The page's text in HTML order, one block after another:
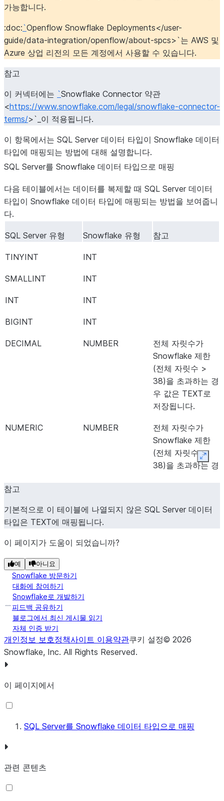
가능합니다.
:doc:`Openflow Snowflake Deployments</user-
guide/data-integration/openflow/about-spcs>`는 AWS 및
Azure 상업 리전의 모든 계정에서 사용할 수 있습니다.
참고
이 커넥터에는 `Snowflake Connector 약관
<https://www.snowflake.com/legal/snowflake-connector-
terms/>`_이 적용됩니다.
이 항목에서는 SQL Server 데이터 타입이 Snowflake 데이터
타입에 매핑되는 방법에 대해 설명합니다.
SQL Server를 Snowflake 데이터 타입으로 매핑
다음 테이블에서는 데이터를 복제할 때 SQL Server 데이터
타입이 Snowflake 데이터 타입에 매핑되는 방법을 보여줍니
다.
SQL Server 유형 Snowflake 유형 참고
TINYINT INT
SMALLINT INT
INT INT
BIGINT INT
DECIMAL NUMBER
전체 자릿수가
Snowflake 제한
(전체 자릿수 >
38)을 초과하는 경
우 값은 TEXT로
저장됩니다.
NUMERIC NUMBER
전체 자릿수가
Snowflake 제한
(전체 자릿수 >
38)을 초과하는 경
SMALLMONEY NUMBER
FLOAT
BIT BOOLEAN
CHAR TEXT
VARCHAR TEXT
NCHAR
NVARCHAR
TEXT
NTEXT TEXT
DATE
TIME
SMALLDATETIME
참고
기본적으로 이 테이블에 나열되지 않은 SQL Server 데이터
타입은 TEXT에 매핑됩니다.
이 페이지가 도움이 되었습니까?
예 아니요
Snowflake 방문하기
대화에 참여하기
Snowflake로 개발하기
피드백 공유하기
블로그에서 최신 게시물 읽기
자체 인증 받기
개인정보 보호정책사이트 이용약관쿠키 설정© 2026
Snowflake, Inc. All Rights Reserved.
이 페이지에서
SQL Server를 Snowflake 데이터 타입으로 매핑
관련 콘텐츠